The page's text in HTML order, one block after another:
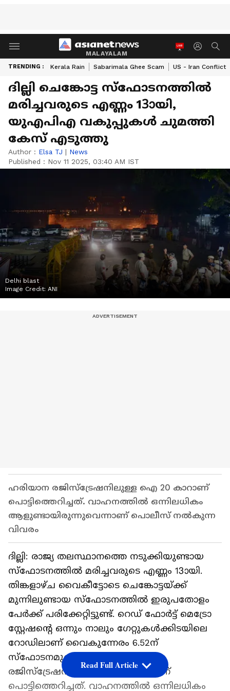
MALAYALAM
TRENDING : Kerala Rain Sabarimala Ghee Scam US - Iran Conflict
ദില്ലി ചെങ്കോട്ട സ്ഫോടനത്തിൽ
മരിച്ചവരുടെ എണ്ണം 13ായി,
യുഎപിഎ വകുപ്പുകൾ ചുമത്തി
കേസ് എടുത്തു
Author : Elsa TJ | News
Published : Nov 11 2025, 03:40 AM IST
Delhi blast
Image Credit: ANI
ഹരിയാന രജിസ്ട്രേഷനിലുള്ള ഐ 20 കാറാണ്
പൊട്ടിത്തെറിച്ചത്. വാഹനത്തിൽ ഒന്നിലധികം
ആളുണ്ടായിരുന്നുവെന്നാണ് പൊലീസ് നൽകുന്ന
വിവരം
ദില്ലി: രാജ്യ തലസ്ഥാനത്തെ നടുക്കിയുണ്ടായ
സ്ഫോടനത്തിൽ മരിച്ചവരുടെ എണ്ണം 13ായി.
തിങ്കളാഴ്ച വൈകീട്ടോടെ ചെങ്കോട്ടയ്ക്ക്
മുന്നിലുണ്ടായ സ്ഫോടനത്തിൽ ഇരുപതോളം
പേർക്ക് പരിക്കേറ്റിട്ടുണ്ട്. റെഡ് ഫോർട്ട് മെട്രോ
സ്റ്റേഷന്റെ ഒന്നും നാലും ഗേറ്റുകൾക്കിടയിലെ
റോഡിലാണ് വൈകുന്നേരം 6.52ന്
സ്ഫോടനമുണ്ടായത്. ഹരിയാന
രജിസ്ട്രേഷനിലുള്ള ഐ 20 കാറാണ്
പൊട്ടിത്തെറിച്ചത്. വാഹനത്തിൽ ഒന്നിലധികം
Read Full Article